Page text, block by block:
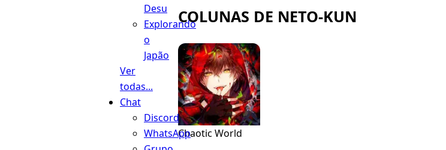
Desu
Explorando
o
Japão
Ver
todas...
Chat
Discord
WhatsApp
COLUNAS DE NETO-KUN
Chaotic World